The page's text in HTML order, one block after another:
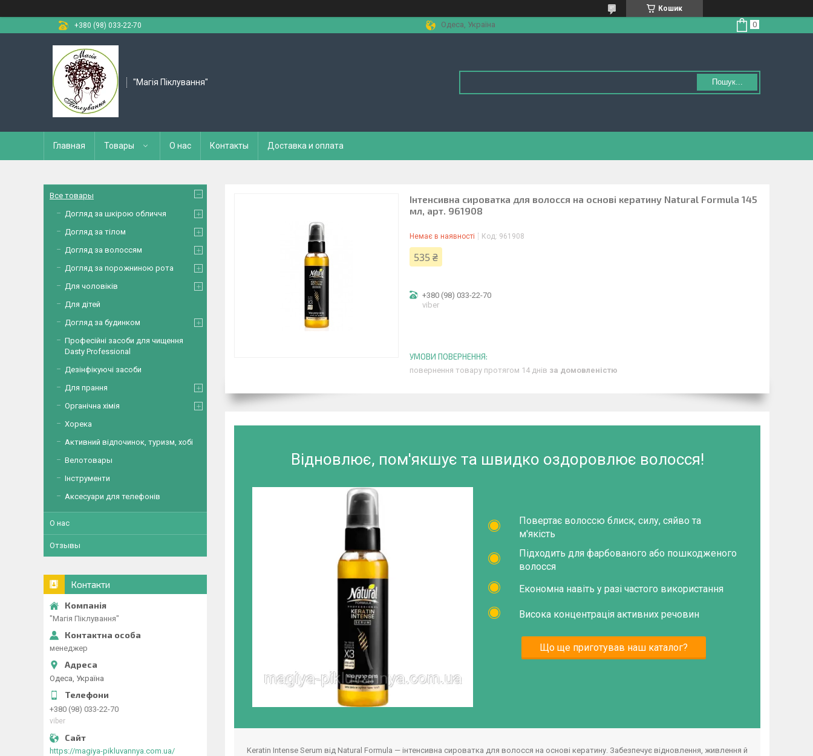
Кошик
+380 (98) 033-22-70
Одеса, Україна
"Магія Піклування" Пошук...
Главная Товары О нас Контакты Доставка и оплата
Інтенсивна сироватка для волосся на основі кератину Natural Formula 145
мл, арт. 961908
Немає в наявності Код: 961908
535 ₴
+380 (98) 033-22-70
viber
повернення товару протягом 14 днів за домовленістю
Відновлює, пом'якшує та швидко оздоровлює волосся!
Повертає волоссю блиск, силу, сяйво та
м'якість
Підходить для фарбованого або пошкодженого
волосся
Економна навіть у разі частого використання
Висока концентрація активних речовин
Що ще приготував наш каталог?
Keratin Intense Serum від Natural Formula — інтенсивна сироватка для волосся на основі кератину. Забезпечує відновлення, живлення й
Все товары
Догляд за шкірою обличчя
Догляд за тілом
Догляд за волоссям
Догляд за порожниною рота
Для чоловіків
Для дітей
Догляд за будинком
Професійні засоби для чищення
Dasty Professional
Дезінфікуючі засоби
Для прання
Органічна хімія
Хорека
Активний відпочинок, туризм, хобі
Велотовары
Інструменти
Аксесуари для телефонів
О нас
Отзывы
Контакти
"Магія Піклування"
менеджер
Одеса, Україна
+380 (98) 033-22-70
viber
https://magiya-pikluvannya.com.ua/